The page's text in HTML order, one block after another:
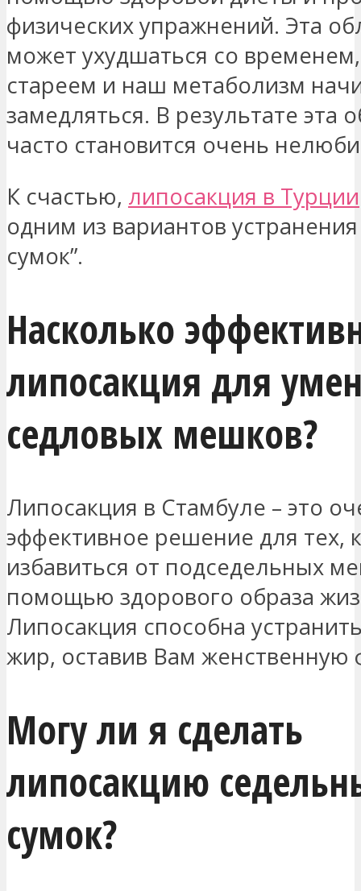
физических упражнений. Эта
может ухудшаться со
стареем и наш метаболизм
замедляться. В результате эта
часто становится очень
К счастью, липосакция в Турции
одним из вариантов
сумок”.
Насколько
липосакция для
седловых мешков?
Липосакция в Стамбуле – это
эффективное решение для тех,
избавиться от подседельных
помощью здорового образа
Липосакция способна
жир, оставив Вам женственную
Могу ли я сделать
липосакцию
сумок?